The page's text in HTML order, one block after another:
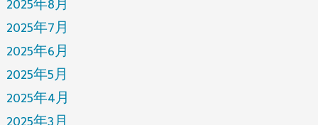
2025年8月
2025年7月
2025年6月
2025年5月
2025年4月